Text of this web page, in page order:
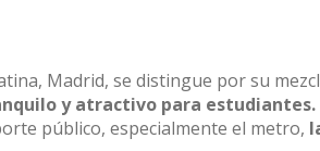
Madrid, se distingue por su
y atractivo para estudiantes.
público, especialmente el metro,